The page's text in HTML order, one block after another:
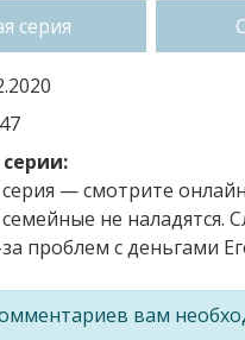
серия
— смотрите
не
проблем с деньгами
вам